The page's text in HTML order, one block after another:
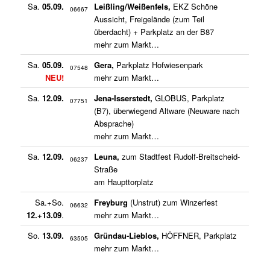
Sa. 05.09. 06667 Leißling/Weißenfels, EKZ Schöne
Aussicht, Freigelände (zum Teil
überdacht) + Parkplatz an der B87
mehr zum Markt…
Sa.05.09.
NEU!
07548 Gera, Parkplatz Hofwiesenpark
mehr zum Markt…
Sa.12.09. 07751 Jena-Isserstedt, GLOBUS, Parkplatz
(B7), überwiegend Altware (Neuware nach
Absprache)
mehr zum Markt…
Sa.12.09. 06237 Leuna, zum Stadtfest Rudolf-Breitscheid-
Straße
am Haupttorplatz
Sa.+So.
12.+13.09.
06632 Freyburg (Unstrut) zum Winzerfest
mehr zum Markt…
So.13.09. 63505 Gründau-Lieblos, HÖFFNER, Parkplatz
mehr zum Markt…